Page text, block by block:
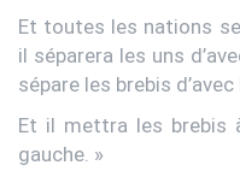
Et toutes les nations
il séparera les uns
sépare les brebis
Et il mettra les brebis
gauche. »